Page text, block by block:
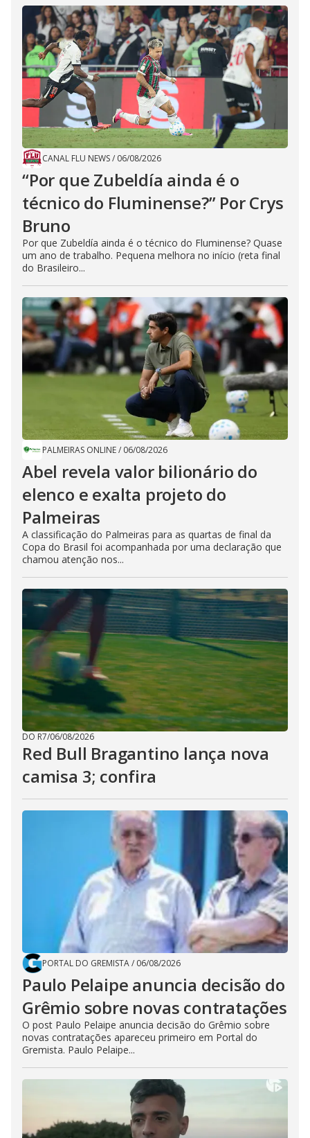
CANAL FLU NEWS/ 06/08/2026
“Por que Zubeldía ainda é o
técnico do Fluminense?” Por Crys
Bruno
Por que Zubeldía ainda é o técnico do Fluminense? Quase
um ano de trabalho. Pequena melhora no início (reta final
do Brasileiro...
PALMEIRAS ONLINE/ 06/08/2026
Abel revela valor bilionário do
elenco e exalta projeto do
Palmeiras
A classificação do Palmeiras para as quartas de final da
Copa do Brasil foi acompanhada por uma declaração que
chamou atenção nos...
DO R7/06/08/2026
Red Bull Bragantino lança nova
camisa 3; confira
PORTAL DO GREMISTA/ 06/08/2026
Paulo Pelaipe anuncia decisão do
Grêmio sobre novas contratações
O post Paulo Pelaipe anuncia decisão do Grêmio sobre
novas contratações apareceu primeiro em Portal do
Gremista. Paulo Pelaipe...